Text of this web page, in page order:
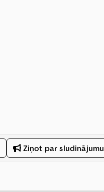
Ziņot par sludinājumu